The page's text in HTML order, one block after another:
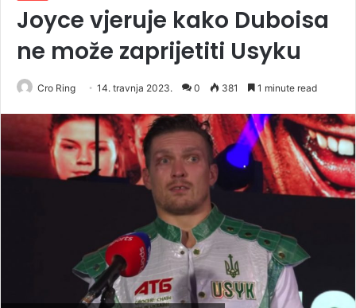
Joyce vjeruje kako Duboisa
ne može zaprijetiti Usyku
Cro Ring 14. travnja 2023. 0 381 1 minute read